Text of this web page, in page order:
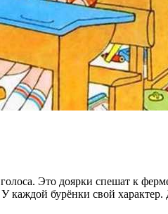
Это доярки спешат к
каждой бурёнки свой